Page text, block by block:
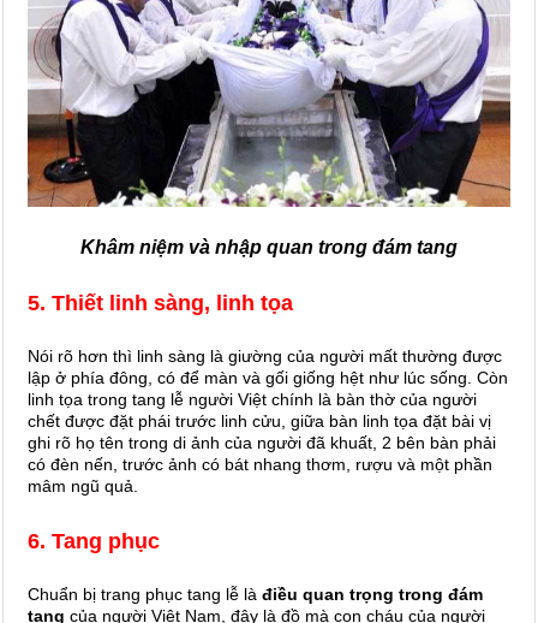
Khâm niệm và nhập quan trong đám tang
5. Thiết linh sàng, linh tọa
Nói rõ hơn thì linh sàng là giường của người mất thường được
lập ở phía đông, có để màn và gối giống hệt như lúc sống. Còn
linh tọa trong tang lễ người Việt chính là bàn thờ của người
chết được đặt phái trước linh cửu, giữa bàn linh tọa đặt bài vị
ghi rõ họ tên trong di ảnh của người đã khuất, 2 bên bàn phải
có đèn nến, trước ảnh có bát nhang thơm, rượu và một phần
mâm ngũ quả.
6. Tang phục
Chuẩn bị trang phục tang lễ là điều quan trọng trong đám
tang của người Việt Nam, đây là đồ mà con cháu của người